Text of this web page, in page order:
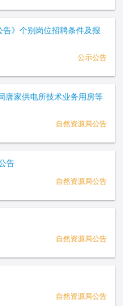
》个别岗位招聘条件及报
公示公告
唐家供电所技术业务用房等
自然资源局公告
告
自然资源局公告
自然资源局公告
自然资源局公告